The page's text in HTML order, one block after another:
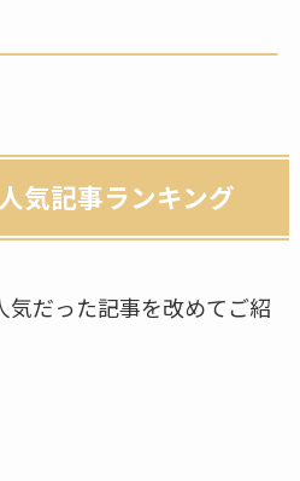
気記事ランキング
気だった記事を改めてご紹